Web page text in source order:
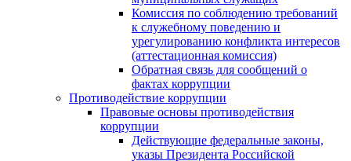
Комиссия по соблюдению требований
к служебному поведению и
урегулированию конфликта интересов
(аттестационная комиссия)
Обратная связь для сообщений о
фактах коррупции
Противодействие коррупции
Правовые основы противодействия
коррупции
Действующие федеральные законы,
указы Президента Российской